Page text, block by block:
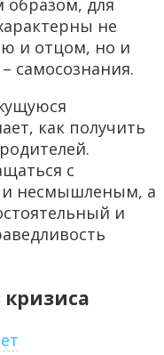
образом, для
не
и отцом, но и
самосознания.
как получить
с
и несмышленым, а
и